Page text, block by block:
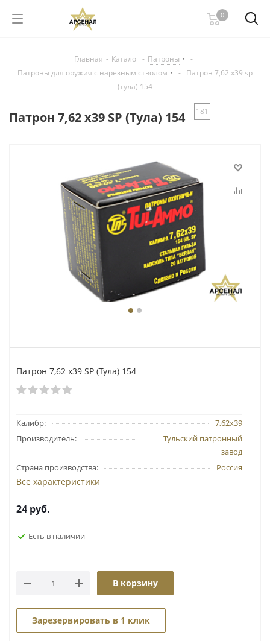
0
Главная - Каталог - Патроны
-
Патроны для оружия с нарезным стволом
- Патрон 7,62 х39 sp
(тула) 154
Патрон 7,62 х39 SP (Тула) 154 181
Патрон 7,62 х39 SP (Тула) 154
Калибр:
7,62х39
Производитель:
Тульский патронный
завод
Страна производства:
Россия
Все характеристики
24 руб.
Есть в наличии
В корзину
Зарезервировать в 1 клик